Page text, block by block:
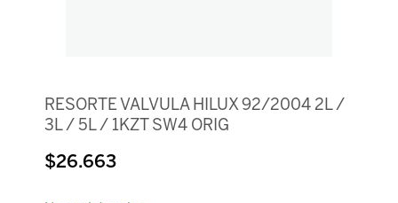
RESORTE VALVULA HILUX 92/2004 2L /
3L / 5L / 1KZT SW4 ORIG
$26.663